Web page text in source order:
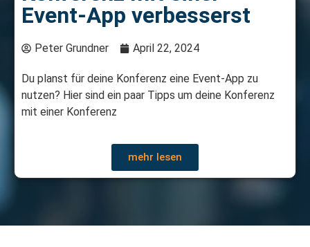
Event-App verbesserst
Peter Grundner April 22, 2024
Du planst für deine Konferenz eine Event-App zu
nutzen? Hier sind ein paar Tipps um deine Konferenz
mit einer Konferenz
mehr lesen